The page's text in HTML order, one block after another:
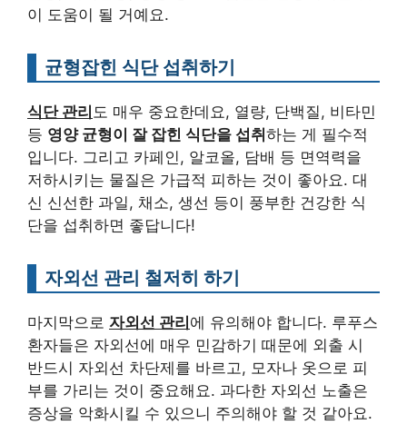
이 도움이 될 거예요.
균형잡힌 식단 섭취하기
식단 관리 도 매우 중요한데요, 열량, 단백질, 비타민
등 영양 균형이 잘 잡힌 식단을 섭취 하는 게 필수적
입니다. 그리고 카페인, 알코올, 담배 등 면역력을
저하시키는 물질은 가급적 피하는 것이 좋아요. 대
신 신선한 과일, 채소, 생선 등이 풍부한 건강한 식
단을 섭취하면 좋답니다!
자외선 관리 철저히 하기
마지막으로 자외선 관리 에 유의해야 합니다. 루푸스
환자들은 자외선에 매우 민감하기 때문에 외출 시
반드시 자외선 차단제를 바르고, 모자나 옷으로 피
부를 가리는 것이 중요해요. 과다한 자외선 노출은
증상을 악화시킬 수 있으니 주의해야 할 것 같아요.